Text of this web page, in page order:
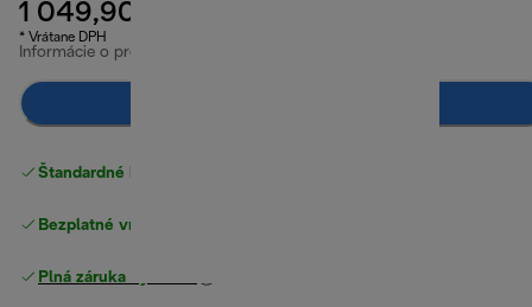
1 049,90 €
* Vrátane DPH
Informácie o produkte
Štandardné bezplatné doručenie
Bezplatné vrátenie tovaru
Plná záruka výrobcu